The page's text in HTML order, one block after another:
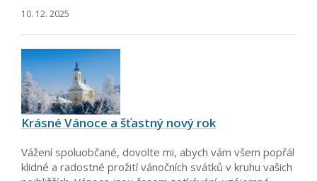
10. 12. 2025
Krásné Vánoce a šťastný nový rok
Vážení spoluobčané, dovolte mi, abych vám všem popřál
klidné a radostné prožití vánočních svátků v kruhu vašich